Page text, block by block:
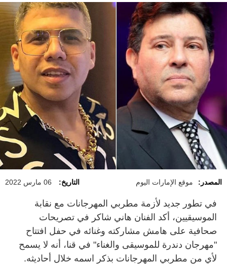
المصدر: موقع الإمارات اليوم التاريخ: 06 مارس 2022
في تطور جديد لأزمة مطربي المهرجانات مع نقابة
الموسيقيين، أكد الفنان هاني شاكر في تصريحات
صحافية على هامش مشاركته وغنائه في حفل افتتاح
"مهرجان دندرة للموسيقى والغناء" في قنا، أنه لا يسمح
لأي من مطربي المهرجانات بذكر اسمه خلال أحاديثه.